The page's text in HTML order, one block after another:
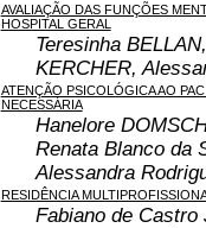
AVALIAÇÃO DAS FUNÇÕES
HOSPITAL GERAL
Teresinha
KERCHER,
ATENÇÃO PSICOLÓGICA AO
NECESSÁRIA
Hanelore
Renata Blanco da
Alessandra
RESIDÊNCIA
Fabiano de Castro